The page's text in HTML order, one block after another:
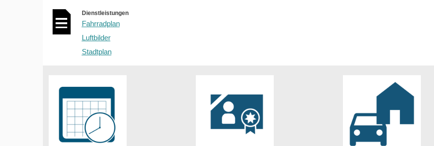
Dienstleistungen
Fahrradplan
Luftbilder
Stadtplan